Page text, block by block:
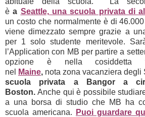
èa Seattle, una scuola privata di
un costo che normalmente è di
viene dimezzato sempre grazie a
per 1 solo studente meritevole.
l’Application con MB per partire a
opzione è nella cosiddetta
nel
Maine, nota zona vacanziera degli
scuola privata a Bangor a
Boston. Anche qui è possibile
a una borsa di studio che MB ha
scuola americana.
Puoi guardare